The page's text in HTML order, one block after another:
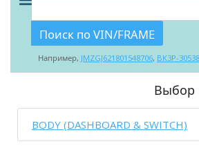
Поиск по VIN/FRAME
Например, JMZGJ621801548706, BK3P-
Выбор
BODY (DASHBOARD & SWITCH)